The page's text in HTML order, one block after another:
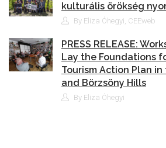
kulturális örökség
By Eliza Óhegyi, CEEweb
PRESS RELEASE:
Lay the Foundations
Tourism Action Plan
and Börzsöny Hills
By Eliza Óhegyi